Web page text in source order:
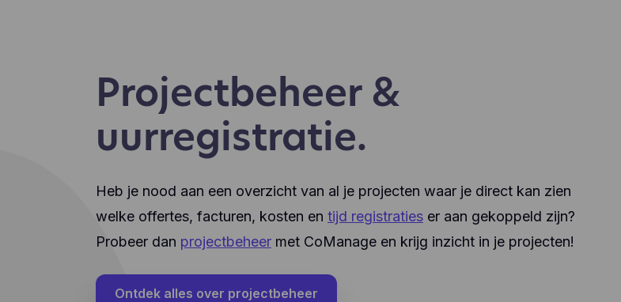
Projectbeheer &
uurregistratie.
Heb je nood aan een overzicht van al je projecten waar je direct kan zien
welke offertes, facturen, kosten en tijd registraties er aan gekoppeld zijn?
Probeer dan projectbeheer met CoManage en krijg inzicht in je projecten!
Ontdek alles over projectbeheer